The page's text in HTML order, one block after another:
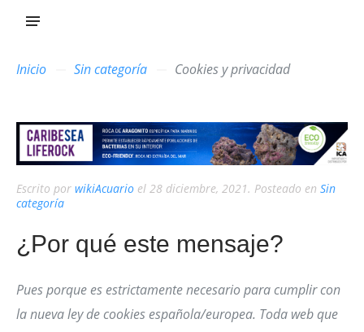
Inicio Sin categoría Cookies y privacidad
Escrito por wikiAcuario el 28 diciembre, 2021. Posteado en Sin
categoría
¿Por qué este mensaje?
Pues porque es estrictamente necesario para cumplir con
la nueva ley de cookies española/europea. Toda web que